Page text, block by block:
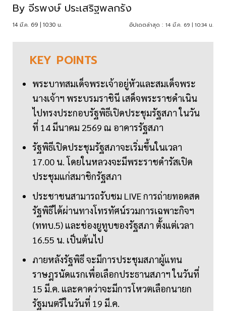
By จีรพงษ์ ประเสริฐพลกรัง
14 มี.ค. 69 | 10:30 น. อัปเดตล่าสุด : 14 มี.ค. 69 | 10:34 น.
KEY POINTS
พระบาทสมเด็จพระเจ้าอยู่หัวและสมเด็จพระ
นางเจ้าฯ พระบรมราชินี เสด็จพระราชดำเนิน
ไปทรงประกอบรัฐพิธีเปิดประชุมรัฐสภา ในวัน
ที่ 14 มีนาคม 2569 ณ อาคารรัฐสภา
รัฐพิธีเปิดประชุมรัฐสภาจะเริ่มขึ้นในเวลา
17.00 น. โดยในหลวงจะมีพระราชดำรัสเปิด
ประชุมแก่สมาชิกรัฐสภา
ประชาชนสามารถรับชม LIVE การถ่ายทอดสด
รัฐพิธีได้ผ่านทางโทรทัศน์รวมการเฉพาะกิจฯ
(ททบ.5) และช่องยูทูบของรัฐสภา ตั้งแต่เวลา
16.55 น. เป็นต้นไป
ภายหลังรัฐพิธี จะมีการประชุมสภาผู้แทน
ราษฎรนัดแรกเพื่อเลือกประธานสภาฯ ในวันที่
15 มี.ค. และคาดว่าจะมีการโหวตเลือกนายก
รัฐมนตรีในวันที่ 19 มี.ค.